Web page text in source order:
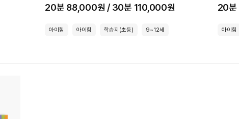
20분 88,000원 / 30분 110,000원
아이힘 아이힘 학습지(초등) 9~12세
20
아이힘